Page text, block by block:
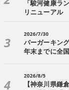
「駿河健康ラ
リニューアル
2026/7/30
バーガーキン
年末までに全
2026/8/5
【神奈川県鎌